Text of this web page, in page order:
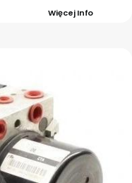
Więcej Info